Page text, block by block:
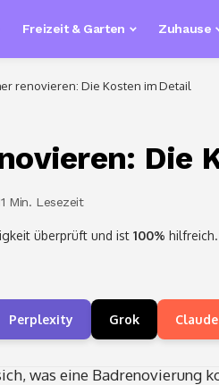
Freizeit & Garten Zuhause
renovieren: Die Kosten im Detail
Die
Min. Lesezeit
überprüft und ist 100% hilfreich.
Perplexity Grok
was eine Badrenovierung